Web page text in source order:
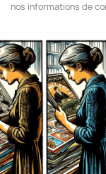
nos informations de